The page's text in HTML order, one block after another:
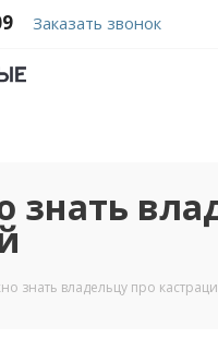
Заказать звонок
знать
знать владельцу про